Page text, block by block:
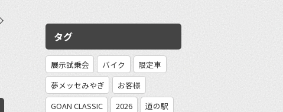
タグ
展示試乗会 バイク
限定車
夢メッセみやぎ
お客様
GOAN CLASSIC
2026
道の駅